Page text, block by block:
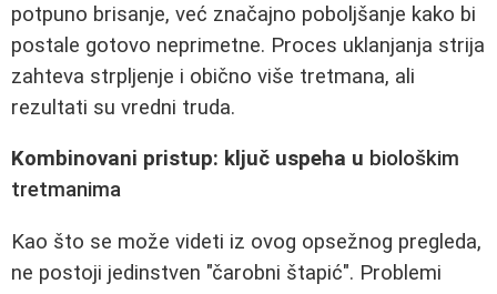
potpuno brisanje, već značajno poboljšanje kako bi
postale gotovo neprimetne. Proces uklanjanja strija
zahteva strpljenje i obično više tretmana, ali
rezultati su vredni truda.
Kombinovani pristup: ključ uspeha u biološkim
tretmanima
Kao što se može videti iz ovog opsežnog pregleda,
ne postoji jedinstven "čarobni štapić". Problemi